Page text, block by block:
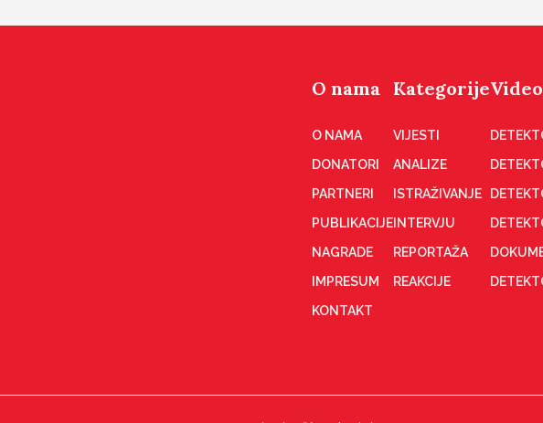
O nama
O NAMA
DONATORI
PARTNERI
PUBLIKACIJE
NAGRADE
IMPRESUM
KONTAKT
Kategorije
VIJESTI
ANALIZE
ISTRAŽIVANJE
INTERVJU
REPORTAŽA
REAKCIJE
Video